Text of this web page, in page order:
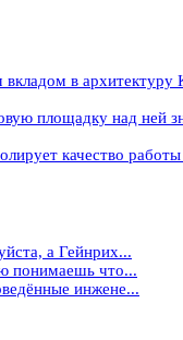
в архитектуру
площадку над ней
качество
а Гейнрих...
понимаешь что...
инжене...